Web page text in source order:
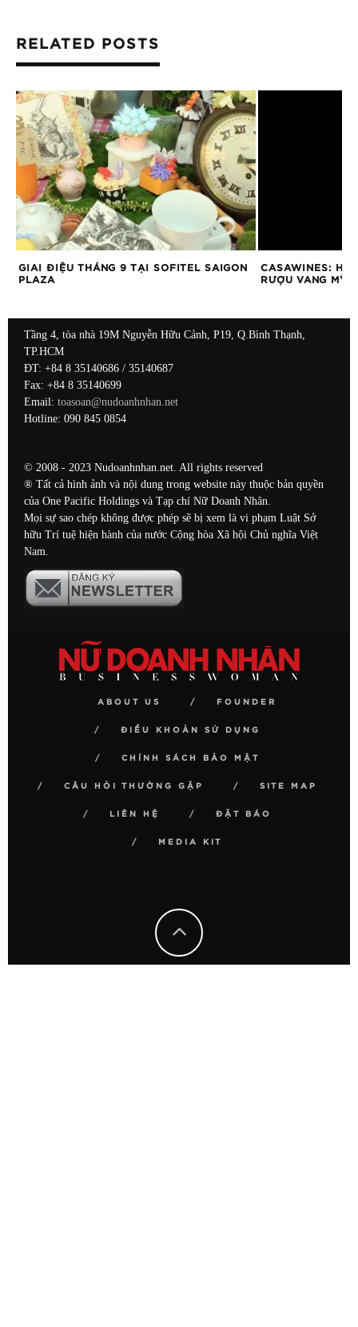
RELATED POSTS
GIAI ĐIỆU THÁNG 9 TẠI SOFITEL SAIGON
PLAZA
CASAWINES:
RƯỢU VANG MỸ
Tầng 4, tòa nhà 19M Nguyễn Hữu Cảnh, P19, Q.Bình Thạnh,
TP.HCM
ĐT: +84 8 35140686 / 35140687
Fax: +84 8 35140699
Email: toasoan@nudoanhnhan.net
Hotline: 090 845 0854
© 2008 - 2023 Nudoanhnhan.net. All rights reserved
® Tất cả hình ảnh và nội dung trong website này thuộc bản quyền
của One Pacific Holdings và Tạp chí Nữ Doanh Nhân.
Mọi sự sao chép không được phép sẽ bị xem là vi phạm Luật Sở
hữu Trí tuệ hiện hành của nước Cộng hòa Xã hội Chủ nghĩa Việt
Nam.
ABOUT US FOUNDER
ĐIỀU KHOẢN SỬ DỤNG
CHÍNH SÁCH BẢO MẬT
CÂU HỎI THƯỜNG GẶP SITE MAP
LIÊN HỆ ĐẶT BÁO
MEDIA KIT